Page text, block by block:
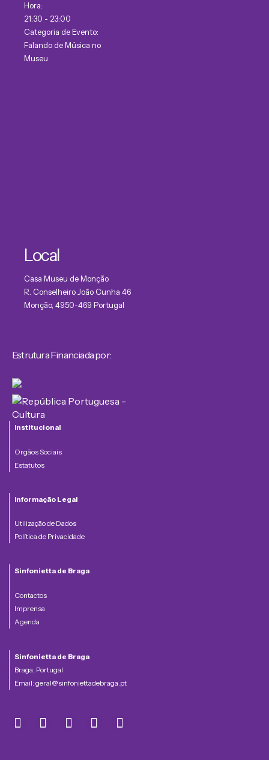
Hora:
21:30 - 23:00
Categoria de Evento:
Falando de Música no
Museu
Local
Casa Museu de Monção
R. Conselheiro João Cunha 46
Monção, 4950-469 Portugal
Estrutura Financiada por:
Institucional
Orgãos Sociais
Estatutos
Informação Legal
Utilização de Dados
Política de Privacidade
Sinfonietta de Braga
Contactos
Imprensa
Agenda
Sinfonietta de Braga
Braga, Portugal
Email: geral@sinfoniettadebraga.pt